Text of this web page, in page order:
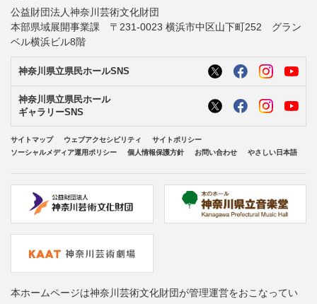
公益財団法人神奈川芸術文化財団
本部県域展開事業課 〒231-0023 横浜市中区山下町252 グラン
ベル横浜ビル8階
神奈川県立県民ホールSNS
神奈川県立県民ホール
ギャラリーSNS
サイトマップ ウェブアクセシビリティ
サイトポリシー
ソーシャルメディア運用ポリシー
個人情報保護方針 お問い合わせ やさしい日本語
本ホームページは神奈川芸術文化財団が管理運営をおこなってい